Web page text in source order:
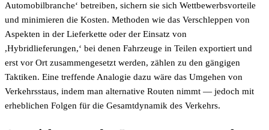
Automobilbranche‘ betreiben, sichern sie sich Wettbewerbsvorteile
und minimieren die Kosten. Methoden wie das Verschleppen von
Aspekten in der Lieferkette oder der Einsatz von
,Hybridlieferungen,‘ bei denen Fahrzeuge in Teilen exportiert und
erst vor Ort zusammengesetzt werden, zählen zu den gängigen
Taktiken. Eine treffende Analogie dazu wäre das Umgehen von
Verkehrsstaus, indem man alternative Routen nimmt — jedoch mit
erheblichen Folgen für die Gesamtdynamik des Verkehrs.